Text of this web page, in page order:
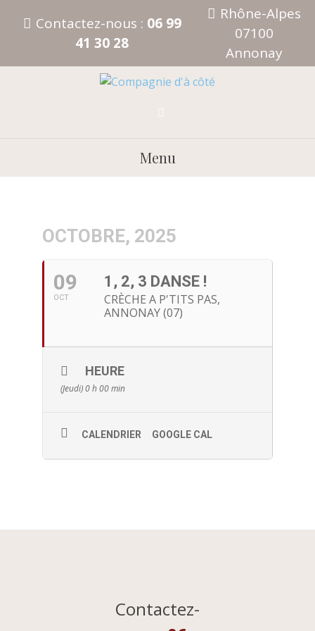
Contactez-nous : 06 99
41 30 28
Rhône-Alpes
07100
Annonay
Menu
OCTOBRE, 2025
09
OCT
1, 2, 3 DANSE !
CRÈCHE A P'TITS PAS,
ANNONAY (07)
HEURE
(Jeudi) 0 h 00 min
CALENDRIER GOOGLE CAL
Contactez-